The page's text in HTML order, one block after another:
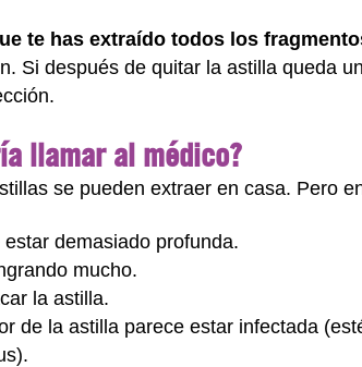
te has extraído todos los
Si después de quitar la astilla queda
llamar al médico?
se pueden extraer en casa. Pero
demasiado profunda.
mucho.
la astilla.
de la astilla parece estar infectada